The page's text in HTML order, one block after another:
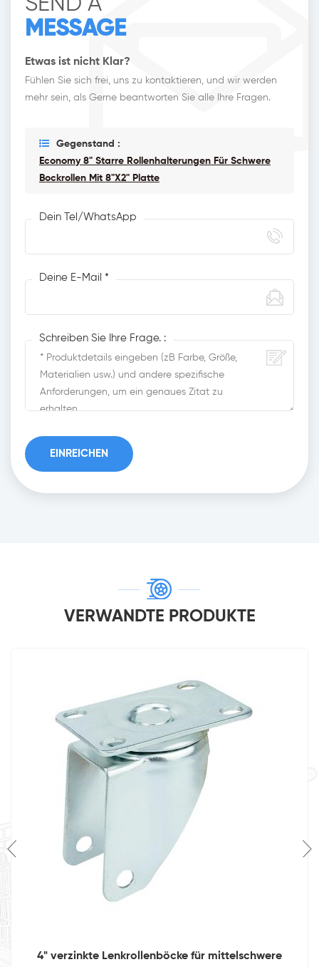
MESSAGE
Etwas ist nicht Klar?
Fühlen Sie sich frei, uns zu kontaktieren, und wir werden
mehr sein, als Gerne beantworten Sie alle Ihre Fragen.
Gegenstand :
Economy 8" Starre Rollenhalterungen Für Schwere
Bockrollen Mit 8"x2" Platte
Dein Tel/WhatsApp
Deine E-Mail *
Schreiben Sie Ihre Frage. :
VERWANDTE PRODUKTE
5" verzinkte Lenkrollenrahmen mit Drehsperre für